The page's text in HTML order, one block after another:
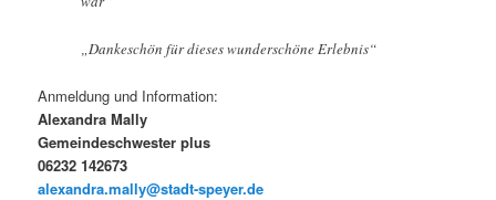
„Dankeschön für dieses wunderschöne Erlebnis“
Anmeldung und Information:
Alexandra Mally
Gemeindeschwester plus
06232 142673
alexandra.mally@stadt-speyer.de